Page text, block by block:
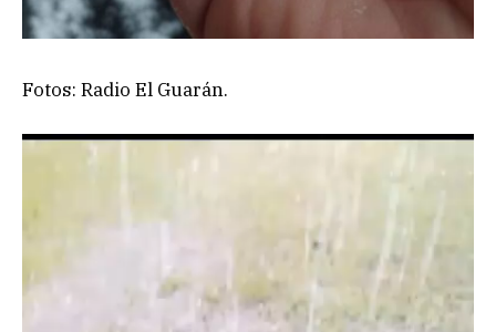
Fotos: Radio El Guarán.